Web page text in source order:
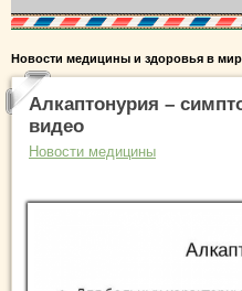
Новости медицины и здоровья в
Алкаптонурия –
видео
Новости медицины